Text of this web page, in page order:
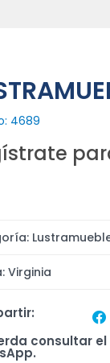
4689
Virginia
consultar